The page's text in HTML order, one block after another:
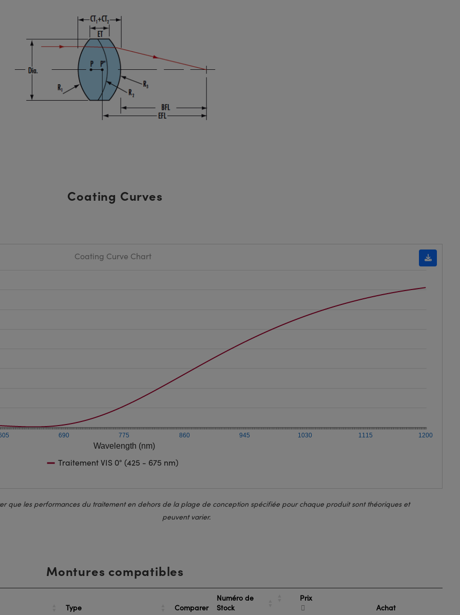
Coating Curves
Wavelength (nm)
690 775 860 945 1030 1115 1200
Coating Curve Chart
Traitement VIS 0° (425 - 675 nm)
que les performances du traitement en dehors de la plage de conception spécifiée pour chaque produit sont théoriques et
peuvent varier.
Montures compatibles
Type Comparer
Numéro de
Stock
Prix
Achat